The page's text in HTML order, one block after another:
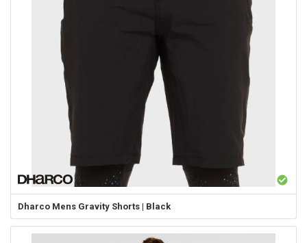
Dharco Mens Gravity Shorts | Black